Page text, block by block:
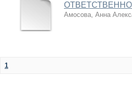
Амосова, Анна
1